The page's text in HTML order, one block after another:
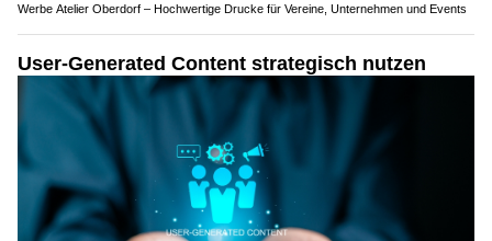
Werbe Atelier Oberdorf – Hochwertige Drucke für Vereine, Unternehmen und Events
User-Generated Content strategisch nutzen